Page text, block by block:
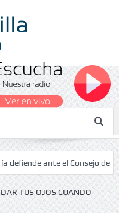
el Consejo de Estado el
TUS OJOS CUANDO